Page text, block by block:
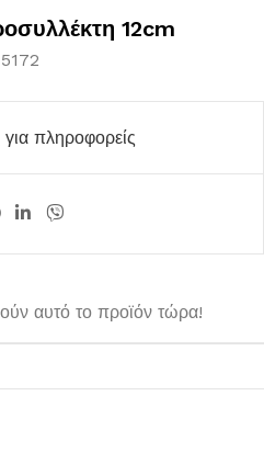
12cm
πληροφορείς
αυτό το προϊόν τώρα!